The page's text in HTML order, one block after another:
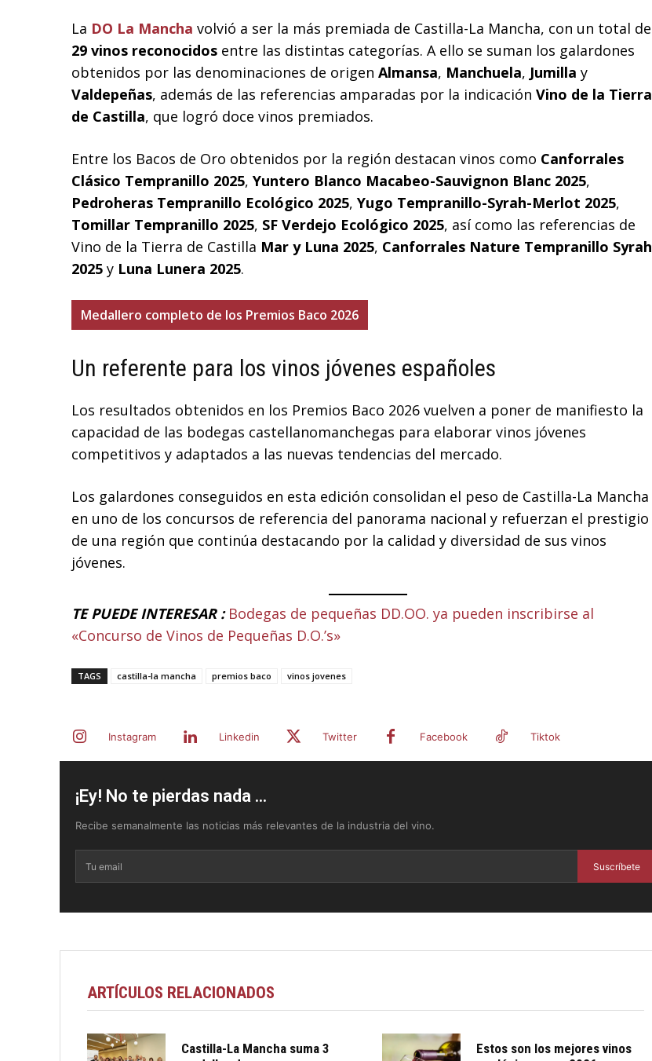
La DO La Mancha volvió a ser la más premiada de Castilla-La Mancha, con un total de
29 vinos reconocidos entre las distintas categorías. A ello se suman los galardones
obtenidos por las denominaciones de origen Almansa, Manchuela, Jumilla y
Valdepeñas, además de las referencias amparadas por la indicación Vino de la Tierra
de Castilla, que logró doce vinos premiados.
Entre los Bacos de Oro obtenidos por la región destacan vinos como Canforrales
Clásico Tempranillo 2025, Yuntero Blanco Macabeo-Sauvignon Blanc 2025,
Pedroheras Tempranillo Ecológico 2025, Yugo Tempranillo-Syrah-Merlot 2025,
Tomillar Tempranillo 2025, SF Verdejo Ecológico 2025, así como las referencias de
Vino de la Tierra de Castilla Mar y Luna 2025, Canforrales Nature Tempranillo Syrah
2025 y Luna Lunera 2025.
Medallero completo de los Premios Baco 2026
Un referente para los vinos jóvenes españoles
Los resultados obtenidos en los Premios Baco 2026 vuelven a poner de manifiesto la
capacidad de las bodegas castellanomanchegas para elaborar vinos jóvenes
competitivos y adaptados a las nuevas tendencias del mercado.
Los galardones conseguidos en esta edición consolidan el peso de Castilla-La Mancha
en uno de los concursos de referencia del panorama nacional y refuerzan el prestigio
de una región que continúa destacando por la calidad y diversidad de sus vinos
jóvenes.
TE PUEDE INTERESAR : Bodegas de pequeñas DD.OO. ya pueden inscribirse al
«Concurso de Vinos de Pequeñas D.O.’s»
TAGS castilla-la mancha premios baco vinos jovenes
Instagram Linkedin Twitter Facebook Tiktok
¡Ey! No te pierdas nada ...
Recibe semanalmente las noticias más relevantes de la industria del vino.
Suscríbete
ARTÍCULOS RELACIONADOS
Castilla-La Mancha suma 3
Estos son los mejores vinos